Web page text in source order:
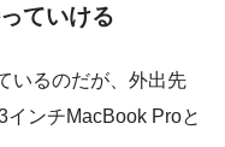
ていける
いるのだが、外出先
インチMacBook Proと